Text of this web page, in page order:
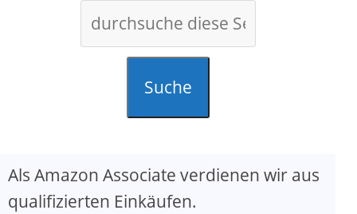
Suche
Als Amazon Associate verdienen wir aus
qualifizierten Einkäufen.